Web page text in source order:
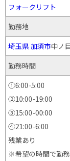
フォークリフト
勤務地
埼玉県 加須市中ノ
勤務時間
①6:00-5:00
②10:00-19:00
③15:00-00:00
④21:00-6:00
残業あり
※希望の時間で勤